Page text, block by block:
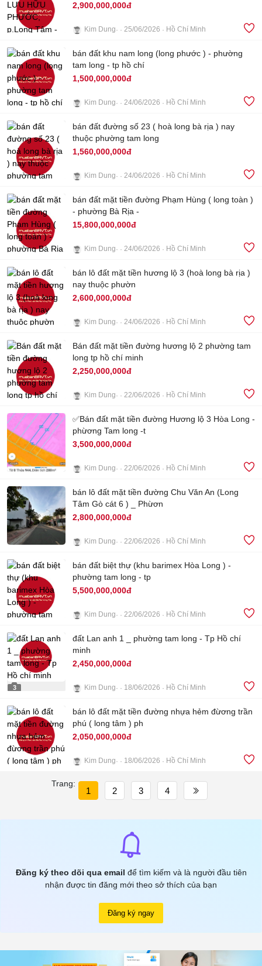
4
2,900,000,000đ
Kim Dung 25/06/2026 Hồ Chí Minh
bán đất khu nam long (long phước ) - phường
tam long - tp hồ chí
1,500,000,000đ
Kim Dung 24/06/2026 Hồ Chí Minh
4
bán đất đường số 23 ( hoà long bà rịa ) nay
thuộc phường tam long
1,560,000,000đ
Kim Dung 24/06/2026 Hồ Chí Minh
3
bán đất mặt tiền đường Phạm Hùng ( long toàn )
- phường Bà Rịa -
15,800,000,000đ
Kim Dung 24/06/2026 Hồ Chí Minh
bán lô đất mặt tiền hương lộ 3 (hoà long bà rịa )
nay thuộc phườn
2,600,000,000đ
Kim Dung 24/06/2026 Hồ Chí Minh
Bán đất mặt tiền đường hương lộ 2 phường tam
long tp hồ chí minh
2,250,000,000đ
Kim Dung 22/06/2026 Hồ Chí Minh
✅Bán đất mặt tiền đường Hương lộ 3 Hòa Long -
phừơng Tam long -t
3,500,000,000đ
Kim Dung 22/06/2026 Hồ Chí Minh
bán lô đất mặt tiền đường Chu Văn An (Long
Tâm Gò cát 6 ) _ Phừơn
2,800,000,000đ
Kim Dung 22/06/2026 Hồ Chí Minh
4
bán đất biệt thự (khu barimex Hòa Long ) -
phường tam long - tp
5,500,000,000đ
Kim Dung 22/06/2026 Hồ Chí Minh
3
đất Lan anh 1 _ phường tam long - Tp Hồ chí
minh
2,450,000,000đ
Kim Dung 18/06/2026 Hồ Chí Minh
bán lô đất mặt tiền đường nhựa hẻm đừơng trần
phú ( long tâm ) ph
2,050,000,000đ
Kim Dung 18/06/2026 Hồ Chí Minh
Trang:
1 2 3 4
Đăng ký theo dõi qua email để tìm kiếm và là người đầu tiên
nhận được tin đăng mới theo sở thích của bạn
Đăng ký ngay